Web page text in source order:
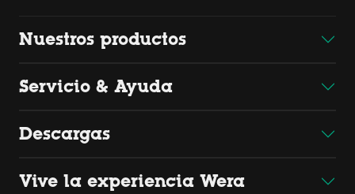
Nuestros productos
Servicio & Ayuda
Descargas
Vive la experiencia Wera